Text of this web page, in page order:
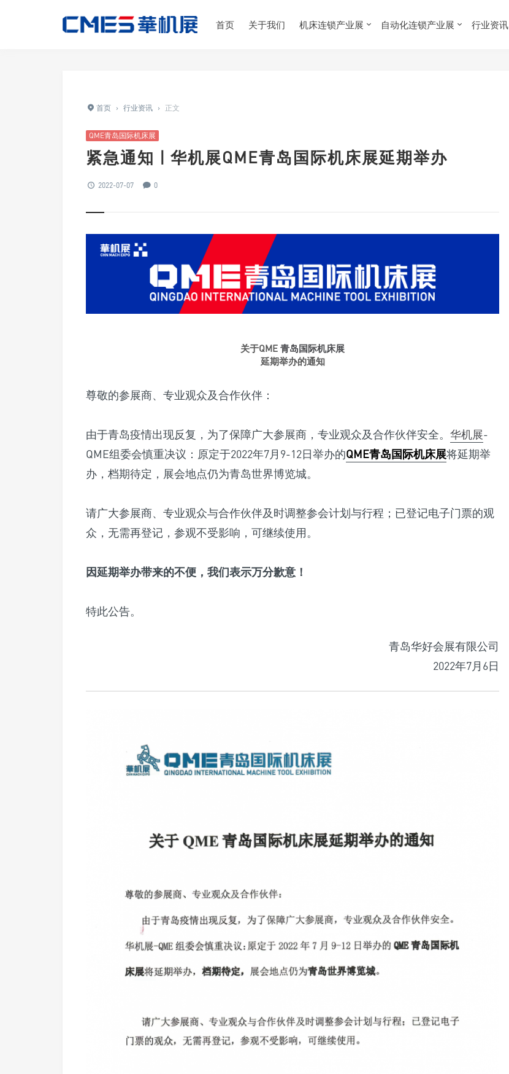
首页 关于我们 机床连锁产业展 自动化连锁产业展 行业资讯
首页 › 行业资讯 › 正文
QME青岛国际机床展
紧急通知 | 华机展QME青岛国际机床展延期举办
2022-07-07 0
关于QME 青岛国际机床展
延期举办的通知
尊敬的参展商、专业观众及合作伙伴：
由于青岛疫情出现反复，为了保障广大参展商，专业观众及合作伙伴安全。 华机展-
QME组委会慎重决议：原定于2022年7月9-12日举办的QME青岛国际机床展将延期举
办，档期待定，展会地点仍为青岛世界博览城。
请广大参展商、专业观众与合作伙伴及时调整参会计划与行程；已登记电子门票的观
众，无需再登记，参观不受影响，可继续使用。
因延期举办带来的不便，我们表示万分歉意！
特此公告。
青岛华好会展有限公司
2022年7月6日